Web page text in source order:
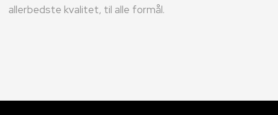
allerbedste kvalitet, til alle formål.